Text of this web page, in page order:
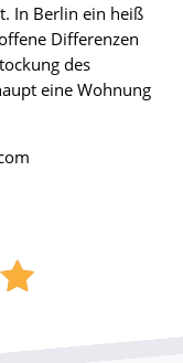
In Berlin ein heiß
Differenzen
des
eine Wohnung